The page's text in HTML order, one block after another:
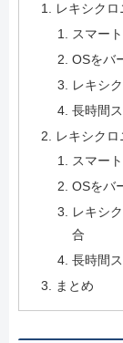
レキシク
スマー
OSをバ
レキシ
長時間
レキシク
スマー
OSをバ
レキシ
合
長時間
まとめ